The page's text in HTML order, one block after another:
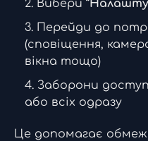
Вибери
Перейди до
(сповіщення,
вікна тощо)
Заборони
або всіх одразу
Це допомагає